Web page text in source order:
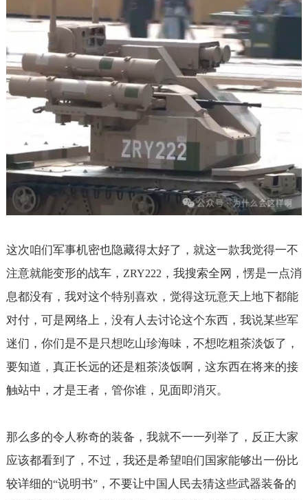
这次咱们军事机密也隐藏得太好了，就这一款我觉得一不
注意就能变形的战车， ZRY222，我搜索全网，愣是一点消
息都没有，我对这个特别喜欢，觉得这玩意天上地下都能
对付，可是网络上，没有人去讨论这个东西，我说某些军
迷们，你们是不是只想吃山珍海味，不想吃粗茶淡饭了，
要知道，真正长远的还是粗茶淡饭啊，这东西在将来的接
触站中，才是王者，管你谁，见面即消灭。
那么多的令人称奇的装备，我就不一一列举了，反正大家
应该都看到了，不过，我还是希望咱们国家能够出一份比
较详细的“说明书”，不要让中国人民去猜这些武器装备的